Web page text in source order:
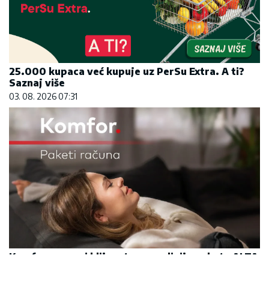
25.000 kupaca već kupuje uz PerSu Extra. A ti?
Saznaj više
03. 08. 2026 07:31
Komfor po meri klijenata: nova linija paketa ALTA